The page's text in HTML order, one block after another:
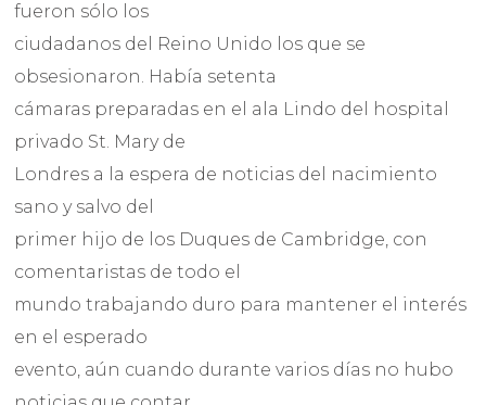
fueron sólo los
ciudadanos del Reino Unido los que se
obsesionaron. Había setenta
cámaras preparadas en el ala Lindo del hospital
privado St. Mary de
Londres a la espera de noticias del nacimiento
sano y salvo del
primer hijo de los Duques de Cambridge, con
comentaristas de todo el
mundo trabajando duro para mantener el interés
en el esperado
evento, aún cuando durante varios días no hubo